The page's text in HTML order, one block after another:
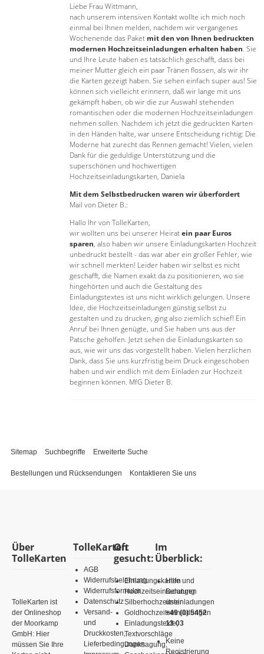
Liebe Frau Wittmann,
nach unserem intensiven Kontakt wollte ich mich noch
einmal bei Ihnen melden, nachdem wir vergangenes
Wochenende das Paket mit den von Ihnen bedruckten
modernen Hochzeitseinladungen erhalten haben. Sie
und Ihre Leute haben es tatsächlich geschafft, dass bei
meiner Mutter gleich ein paar Tränen flossen, als wir ihr
die Karten gezeigt haben. Sie sehen einfach super aus! Sie
können sich vielleicht erinnern, daß wir lange mit uns
gekämpft haben, ob wir die zur Auswahl stehenden
romantischen oder die modernen Hochzeitseinladungen
nehmen sollen. Nachdem ich jetzt die gedruckten Karten
in den Händen halte, war unsere Entscheidung richtig: Die
Moderne hat zurecht das Rennen gemacht! Vielen, vielen
Dank für die geduldige Unterstützung und die
superschönen und hochwertigen
Hochzeitseinladungskarten, Daniela
Mit dem Selbstbedrucken waren wir überfordert
Mail von Dieter B.:
Hallo Ihr von TolleKarten,
wir wollten uns bei unserer Heiratein paar Euros
sparen, also haben wir unsere Einladungskarten Hochzeit
unbedruckt bestellt - das war aber ein großer Fehler, wie
wir schnell merkten! Leider haben wir selbst es nicht
geschafft, die Namen exakt da zu positionieren, wo sie
hingehörten und auch die Gestaltung des
Einladungstextes ist uns nicht wirklich gelungen. Unsere
Idee, die Hochzeitseinladungen günstig selbst zu
gestalten und zu drucken, ging also ziemlich schief! Ein
Anruf bei Ihnen genügte, und Sie haben uns aus der
Patsche geholfen. Jetzt sehen die Einladungskarten so
aus, wie wir uns das vorgestellt haben. Vielen herzlichen
Dank, dass Sie uns kurzfristig beim Druck eingeschoben
haben und wir endlich mit dem Einladen zur Hochzeit
beginnen können. MfG Dieter B.
Sitemap Suchbegriffe Erweiterte Suche
Bestellungen und Rücksendungen Kontaktieren Sie uns
Über
TolleKarten
TolleKarten ist
der Onlineshop
der Moorkamp
GmbH: Hier
müssen Sie Ihre
TolleKarten
AGB
Widerrufsbelehrung
Widerrufsformular
Datenschutz
Versand-
und
Druckkosten,
Lieferbedingungen
Oft
gesucht:
Einladungskarten
Hochzeitseinladungen
Silberhochzeitseinladungen
Goldhochzeitseinladungen
Einladungstexte,
Textvorschläge
Danksagung,
Im
Überblick:
Hilfe und
Beratung
unter
+49 (0) 5452
13 03
Keine
Registrierung